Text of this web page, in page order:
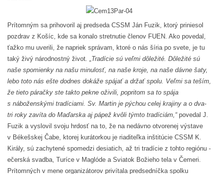
Prítomným sa prihovoril aj predseda CSSM Ján Fuzik, ktorý priniesol
pozdrav z Košíc, kde sa konalo stretnutie členov FUEN. Ako povedal,
ťažko mu uverili, že napriek správam, ktoré o nás šíria po svete, je tu
taký živý národnostný život. „Tradície sú veľmi dôležité. Dôležité sú
naše spomienky na našu minulosť, na naše kroje, na naše dávne šaty,
lebo toto nás ešte dodnes dokáže spájať a držať spolu. Veľmi sa teším,
že tieto páračky ste takto pekne oživili, popritom sa to spája
s náboženskými tradíciami. Sv. Martin je pýchou celej krajiny a o dva-
tri roky zavíta do Maďarska aj pápež kvôli týmto tradíciám,“povedal J.
Fuzik a vyslovil svoju hrdosť na to, že na nedávno otvorenej výstave
v Békešskej Čabe, ktorej kurátorkou je riaditeľka inštitúcie CSSM K.
Király, sú zachytené spomedzi desiatich, až tri tradície z tohto regiónu -
ečerská svadba, Turíce v Maglóde a Sviatok Božieho tela v Čemeri.
Prítomných v mene organizátorov privítala predsedníčka spolku